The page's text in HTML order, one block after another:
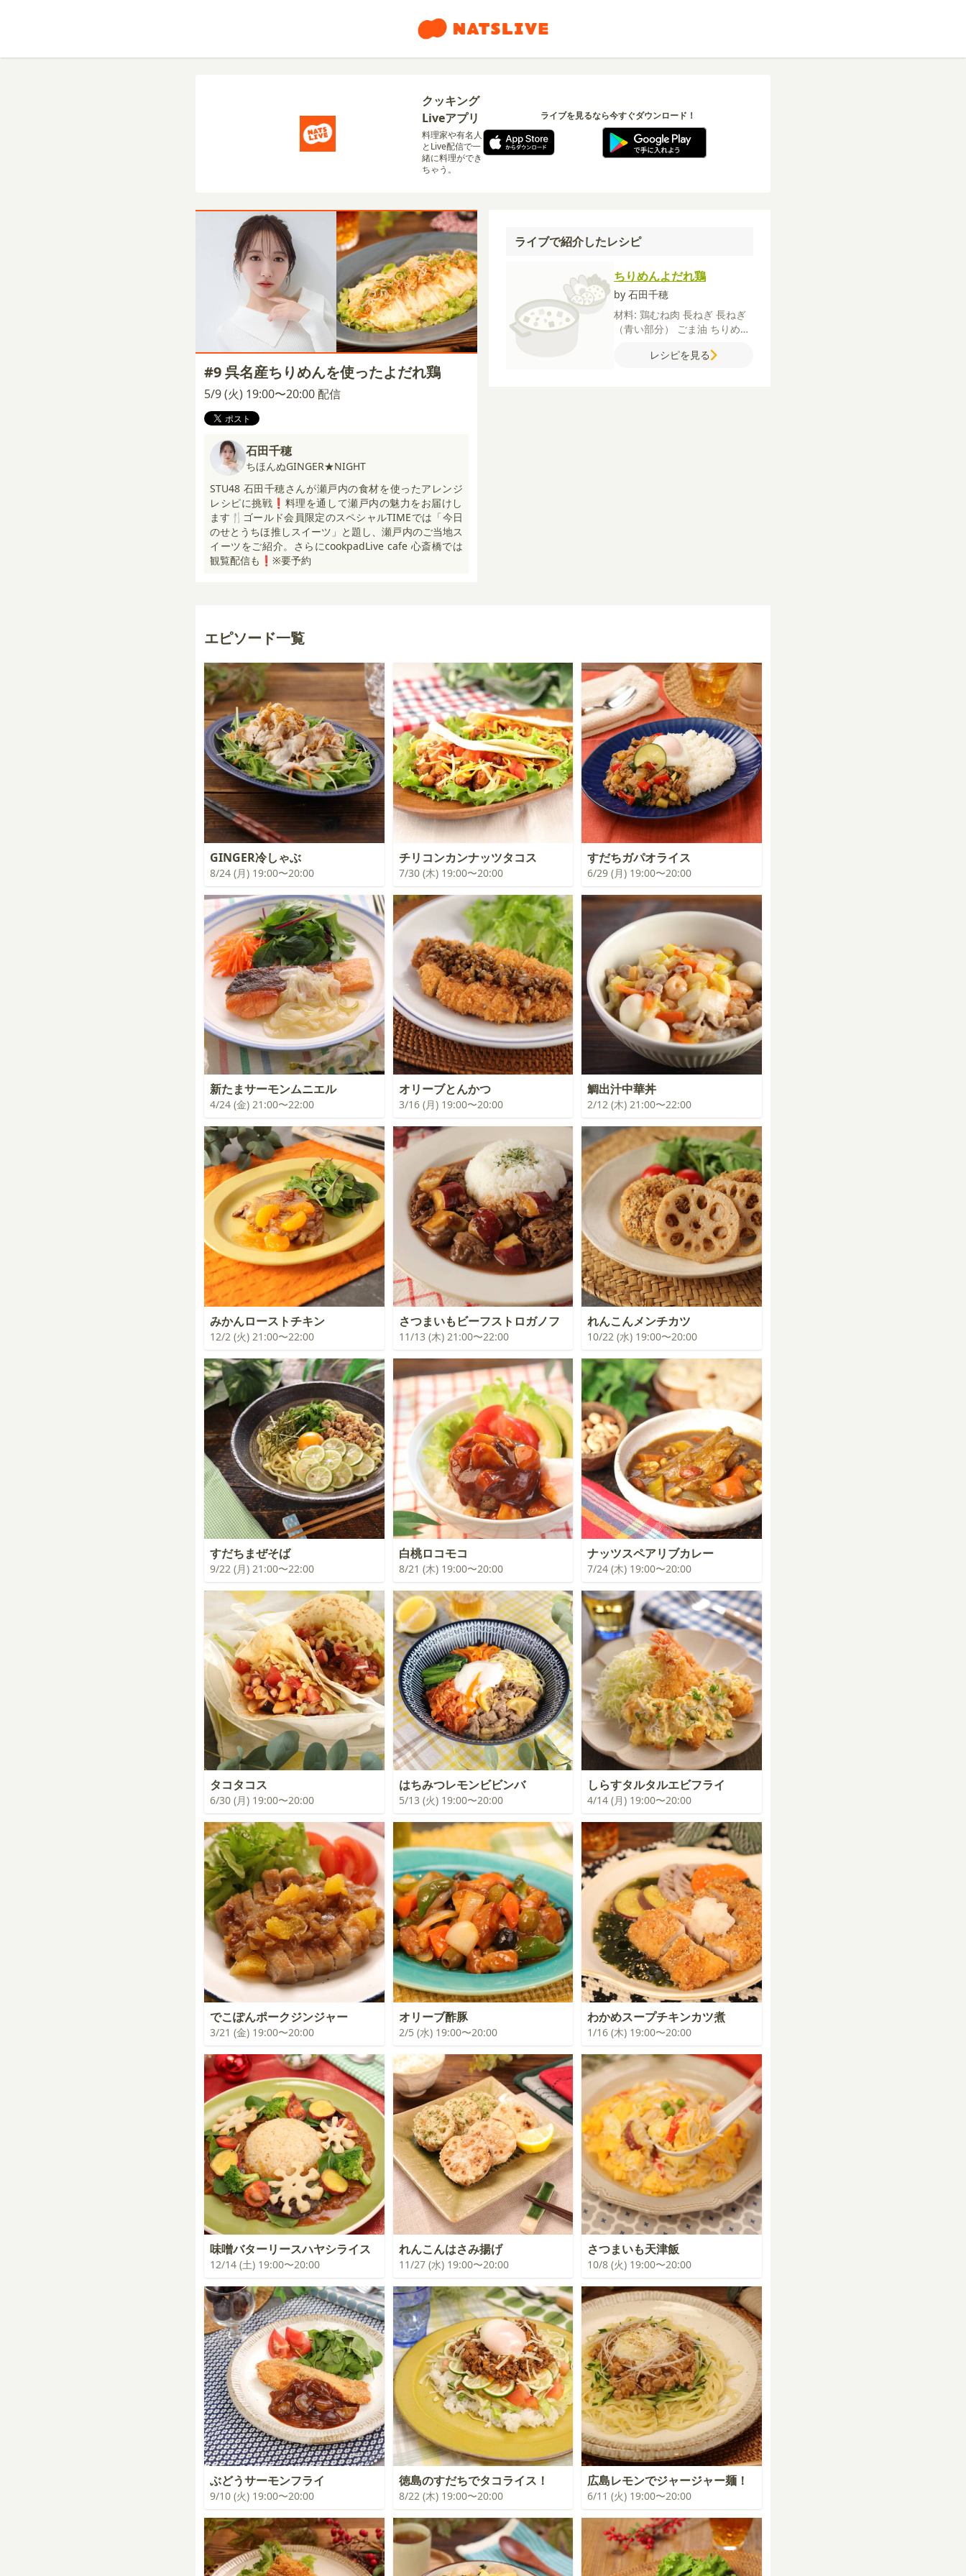
クッキング
Liveアプリ
料理家や有名人
とLive配信で一
緒に料理ができ
ちゃう。
ライブを見るなら今すぐダウンロード！
#9 呉名産ちりめんを使ったよだれ鶏
5/9 (火) 19:00〜20:00 配信
石田千穂
ちほんぬGINGER★NIGHT
STU48 石田千穂さんが瀬戸内の食材を使ったアレンジ
レシピに挑戦❗️料理を通して瀬戸内の魅力をお届けし
ます🍴ゴールド会員限定のスペシャルTIMEでは「今日
のせとうちほ推しスイーツ」と題し、瀬戸内のご当地ス
イーツをご紹介。さらにcookpadLive cafe 心斎橋では
観覧配信も❗️※要予約
ライブで紹介したレシピ
ちりめんよだれ鶏
by 石田千穂
材料: 鶏むね肉 長ねぎ 長ねぎ
（青い部分）
ごま油 ちりめん
【B】しょうゆ酢
レシピを見る
エピソード一覧
GINGER冷しゃぶ
8/24 (月) 19:00〜20:00
チリコンカンナッツタコス
7/30 (木) 19:00〜20:00
すだちガパオライス
6/29 (月) 19:00〜20:00
新たまサーモンムニエル
4/24 (金) 21:00〜22:00
オリーブとんかつ
3/16 (月) 19:00〜20:00
鯛出汁中華丼
2/12 (木) 21:00〜22:00
みかんローストチキン
12/2 (火) 21:00〜22:00
さつまいもビーフストロガノフ
11/13 (木) 21:00〜22:00
れんこんメンチカツ
10/22 (水) 19:00〜20:00
すだちまぜそば
9/22 (月) 21:00〜22:00
白桃ロコモコ
8/21 (木) 19:00〜20:00
ナッツスペアリブカレー
7/24 (木) 19:00〜20:00
タコタコス
6/30 (月) 19:00〜20:00
はちみつレモンビビンバ
5/13 (火) 19:00〜20:00
しらすタルタルエビフライ
4/14 (月) 19:00〜20:00
でこぽんポークジンジャー
3/21 (金) 19:00〜20:00
オリーブ酢豚
2/5 (水) 19:00〜20:00
わかめスープチキンカツ煮
1/16 (木) 19:00〜20:00
味噌バターリースハヤシライス
12/14 (土) 19:00〜20:00
れんこんはさみ揚げ
11/27 (水) 19:00〜20:00
さつまいも天津飯
10/8 (火) 19:00〜20:00
ぶどうサーモンフライ
9/10 (火) 19:00〜20:00
徳島のすだちでタコライス！
8/22 (木) 19:00〜20:00
広島レモンでジャージャー麺！
6/11 (火) 19:00〜20:00